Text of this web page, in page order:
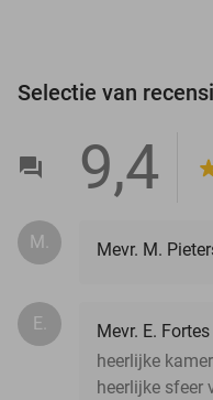
Selectie van
9,4
M. Mevr. M.
E.
Mevr. E. Fortes
heerlijke
heerlijke sfeer